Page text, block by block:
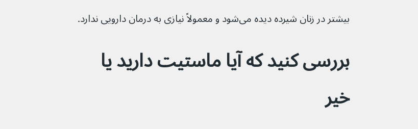
بیشتر در زنان شیرده دیده می‌شود و معمولاً نیازی به درمان دارویی ندارد.
بررسی کنید که آیا ماستیت دارید یا
خیر